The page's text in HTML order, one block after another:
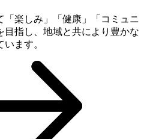
楽しみ」「健康」「コミュニ
指し、地域と共により豊かな
ます。